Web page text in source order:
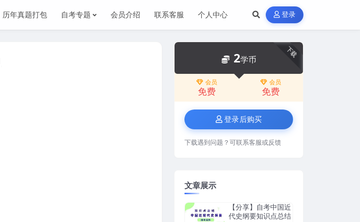
历年真题打包 自考专题 会员介绍 联系客服 个人中心 登录
下载
2学币
会员
免费
会员
免费
登录后购买
下载遇到问题？可联系客服或反馈
文章展示
【分享】自考中国近
代史纲要知识点总结